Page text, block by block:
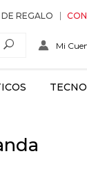
REGALO
Mi